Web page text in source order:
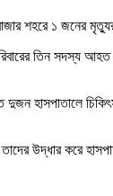
শহরে ১ জনের
তিন সদস্য
হাসপাতালে
উদ্ধার করে